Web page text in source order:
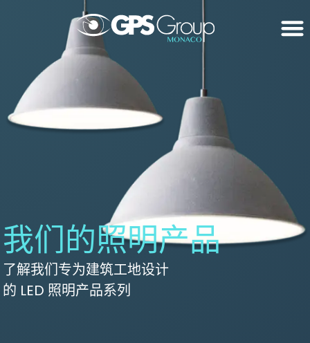
我们的照明产品
了解我们专为建筑工地设计
的 LED 照明产品系列